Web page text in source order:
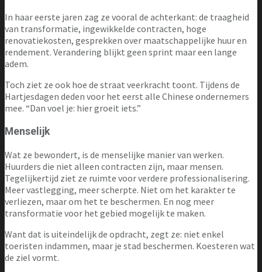
In haar eerste jaren zag ze vooral de achterkant: de traagheid
van transformatie, ingewikkelde contracten, hoge
renovatiekosten, gesprekken over maatschappelijke huur en
rendement. Verandering blijkt geen sprint maar een lange
adem.
Toch ziet ze ook hoe de straat veerkracht toont. Tijdens de
Hartjesdagen deden voor het eerst alle Chinese ondernemers
mee. “Dan voel je: hier groeit iets.”
Menselijk
Wat ze bewondert, is de menselijke manier van werken.
Huurders die niet alleen contracten zijn, maar mensen.
Tegelijkertijd ziet ze ruimte voor verdere professionalisering.
Meer vastlegging, meer scherpte. Niet om het karakter te
verliezen, maar om het te beschermen. En nog meer
transformatie voor het gebied mogelijk te maken.
Want dat is uiteindelijk de opdracht, zegt ze: niet enkel
toeristen indammen, maar je stad beschermen. Koesteren wat
de ziel vormt.